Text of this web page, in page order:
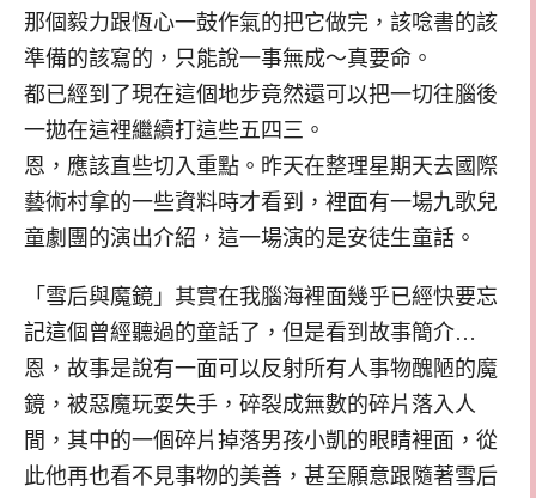
那個毅力跟恆心一鼓作氣的把它做完，該唸書的該
準備的該寫的，只能說一事無成～真要命。
都已經到了現在這個地步竟然還可以把一切往腦後
一拋在這裡繼續打這些五四三。
恩，應該直些切入重點。昨天在整理星期天去國際
藝術村拿的一些資料時才看到，裡面有一場九歌兒
童劇團的演出介紹，這一場演的是安徒生童話。
「雪后與魔鏡」其實在我腦海裡面幾乎已經快要忘
記這個曾經聽過的童話了，但是看到故事簡介…
恩，故事是說有一面可以反射所有人事物醜陋的魔
鏡，被惡魔玩耍失手，碎裂成無數的碎片落入人
間，其中的一個碎片掉落男孩小凱的眼睛裡面，從
此他再也看不見事物的美善，甚至願意跟隨著雪后